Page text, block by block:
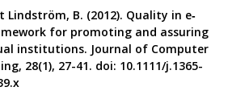
Lindström, B. (2012). Quality in e‐
for promoting and assuring
institutions. Journal of Computer
28(1), 27-41. doi: 10.1111/j.1365-